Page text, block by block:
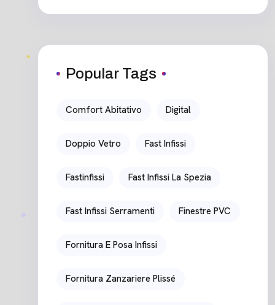
Popular Tags
Comfort Abitativo Digital
Doppio Vetro Fast Infissi
Fastinfissi Fast Infissi La Spezia
Fast Infissi Serramenti Finestre PVC
Fornitura E Posa Infissi
Fornitura Zanzariere Plissé